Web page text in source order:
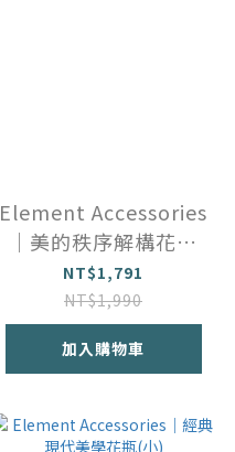
Element Accessories
｜美的秩序解構花瓶
(中)
NT$1,791
NT$1,990
加入購物車